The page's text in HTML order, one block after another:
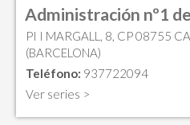
Administración nº1
PI I MARGALL, 8, CP 08755
(BARCELONA)
Teléfono: 937722094
Ver series >